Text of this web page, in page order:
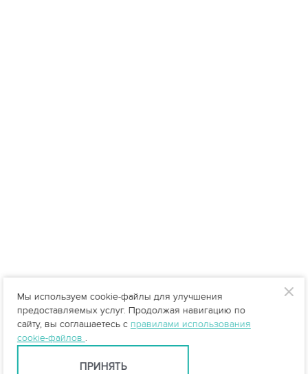
Мы используем cookie-файлы для улучшения
предоставляемых услуг. Продолжая навигацию по
сайту, вы соглашаетесь с правилами использования
cookie-файлов .
ПРИНЯТЬ